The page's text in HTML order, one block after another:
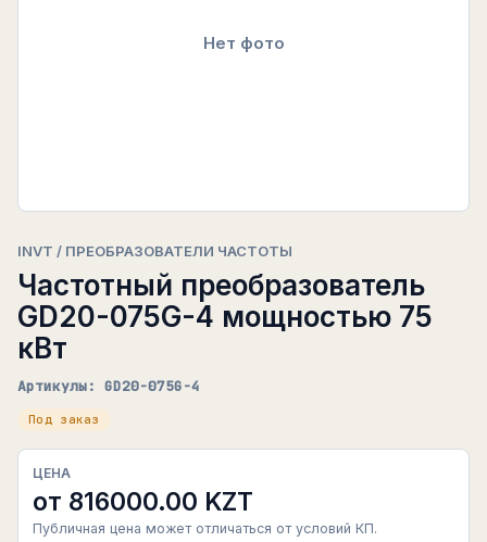
Нет фото
INVT / ПРЕОБРАЗОВАТЕЛИ ЧАСТОТЫ
Частотный преобразователь
GD20-075G-4 мощностью 75
кВт
Артикулы: GD20-075G-4
Под заказ
ЦЕНА
от 816000.00 KZT
Публичная цена может отличаться от условий КП.